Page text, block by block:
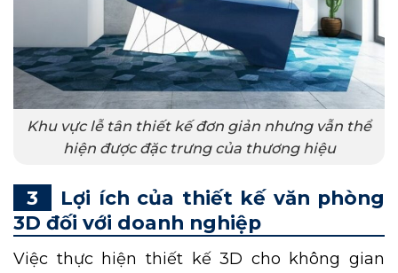
Khu vực lễ tân thiết kế đơn giản nhưng vẫn thể
hiện được đặc trưng của thương hiệu
Lợi ích của thiết kế văn phòng
3D đối với doanh nghiệp
Việc thực hiện thiết kế 3D cho không gian